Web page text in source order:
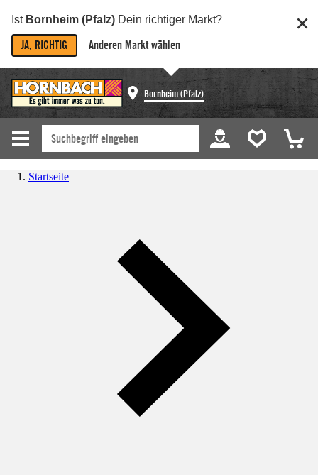
Ist Bornheim (Pfalz) Dein richtiger Markt?
JA, RICHTIG Anderen Markt wählen
Bornheim (Pfalz)
Startseite